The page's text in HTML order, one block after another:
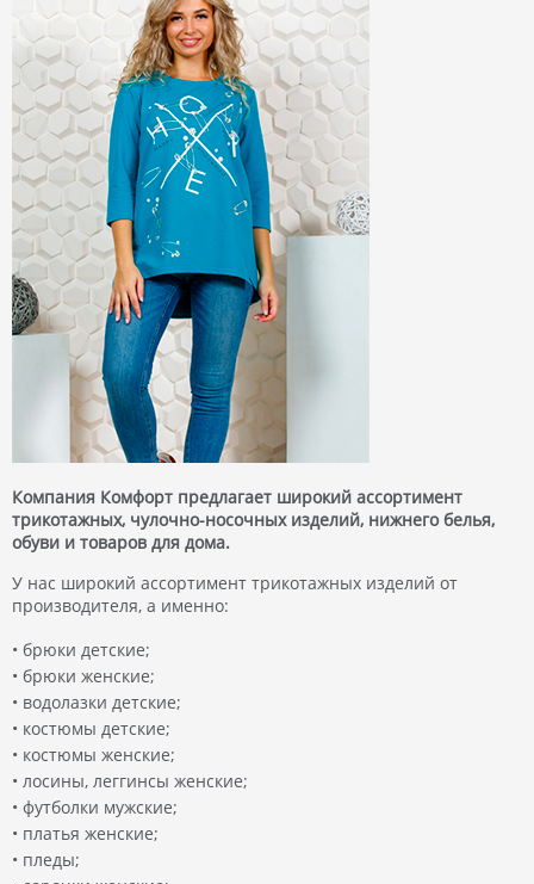
Компания Комфорт предлагает широкий ассортимент
трикотажных, чулочно-носочных изделий, нижнего белья,
обуви и товаров для дома.
У нас широкий ассортимент трикотажных изделий от
производителя, а именно:
• брюки детские;
• брюки женские;
• водолазки детские;
• костюмы детские;
• костюмы женские;
• лосины, леггинсы женские;
• футболки мужские;
• платья женские;
• пледы;